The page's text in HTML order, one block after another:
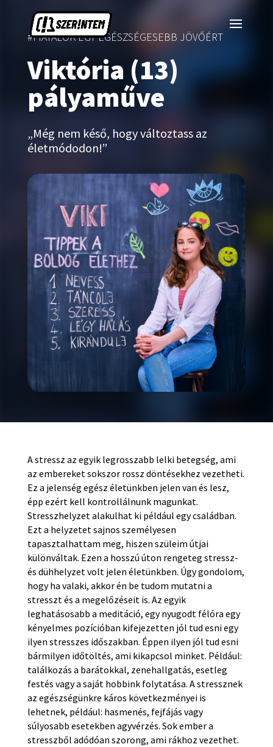
#FIATALOK EGY EGÉSZSÉGESEBB JÖVŐÉRT
Viktória (13)
pályaműve
„Még nem késő, hogy változtass az
életmódodon!”
A stressz az egyik legrosszabb lelki betegség, ami
az embereket sokszor rossz döntésekhez vezetheti.
Ez a jelenség egész életünkben jelen van és lesz,
épp ezért kell kontrollálnunk magunkat.
Stresszhelyzet alakulhat ki például egy családban.
Ezt a helyzetet sajnos személyesen
tapasztalhattam meg, hiszen szüleim útjai
különváltak. Ezen a hosszú úton rengeteg stressz-
és dühhelyzet volt jelen életünkben. Úgy gondolom,
hogy ha valaki, akkor én be tudom mutatni a
stresszt és a megelőzéseit is. Az egyik
leghatásosabb a meditáció, egy nyugodt félóra egy
kényelmes pozícióban kifejezetten jól tud esni egy
ilyen stresszes időszakban. Éppen ilyen jól tud esni
bármilyen időtöltés, ami kikapcsol minket. Például:
találkozás a barátokkal, zenehallgatás, esetleg
festés vagy a saját hobbink folytatása. A stressznek
az egészségünkre káros következményei is
lehetnek, például: hasmenés, fejfájás vagy
súlyosabb esetekben agyvérzés. Sok ember a
stresszből adódóan szorong, ami rákhoz vezethet.